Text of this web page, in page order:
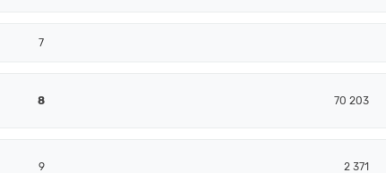
7
8 70 203
9 2 371